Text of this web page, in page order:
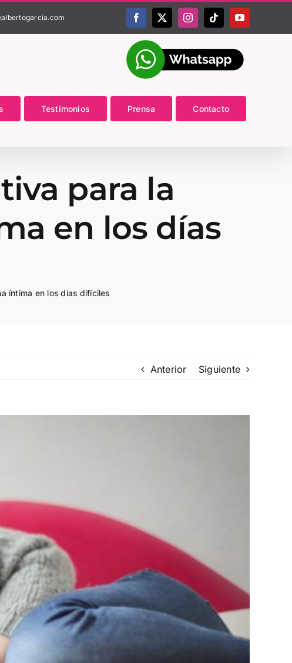
Facebook
X InstagramTiktokYouTube
Testimonios Prensa Contacto
para la
en los días
íntima en los días difíciles
Anterior Siguiente